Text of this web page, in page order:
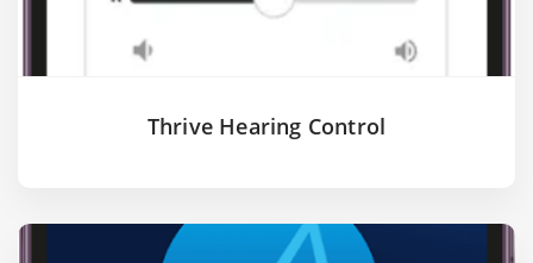
Thrive Hearing Control